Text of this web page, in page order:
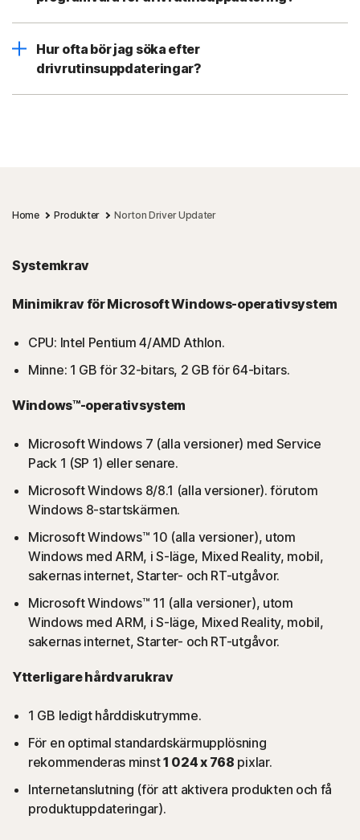
Hur ofta bör jag söka efter
drivrutinsuppdateringar?
Home Produkter Norton Driver Updater
Systemkrav
Minimikrav för Microsoft Windows-operativsystem
CPU: Intel Pentium 4/AMD Athlon.
Minne: 1 GB för 32-bitars, 2 GB för 64-bitars.
Windows™-operativsystem
Microsoft Windows 7 (alla versioner) med Service
Pack 1 (SP 1) eller senare.
Microsoft Windows 8/8.1 (alla versioner). förutom
Windows 8-startskärmen.
Microsoft Windows™ 10 (alla versioner), utom
Windows med ARM, i S-läge, Mixed Reality, mobil,
sakernas internet, Starter- och RT-utgåvor.
Microsoft Windows™ 11 (alla versioner), utom
Windows med ARM, i S-läge, Mixed Reality, mobil,
sakernas internet, Starter- och RT-utgåvor.
Ytterligare hårdvarukrav
1 GB ledigt hårddiskutrymme.
För en optimal standardskärmupplösning
rekommenderas minst1 024 x 768 pixlar.
Internetanslutning (för att aktivera produkten och få
produktuppdateringar).